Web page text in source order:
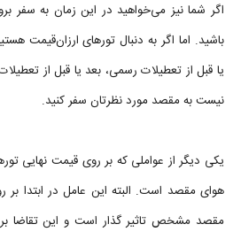
اگر شما نیز می‌خواهید در این زمان به سفر
باشید. اما اگر به ‌دنبال تورهای ارزان‌قیمت
یا قبل ‌از تعطیلات رسمی، بعد یا قبل‌ از
نیست به مقصد مورد نظرتان سفر کنید.
یکی دیگر از عواملی که بر روی قیمت نهایی
هوای مقصد است. البته این عامل در ابتدا بر
مقصد مشخص تاثیر گذار است و این تقاضا